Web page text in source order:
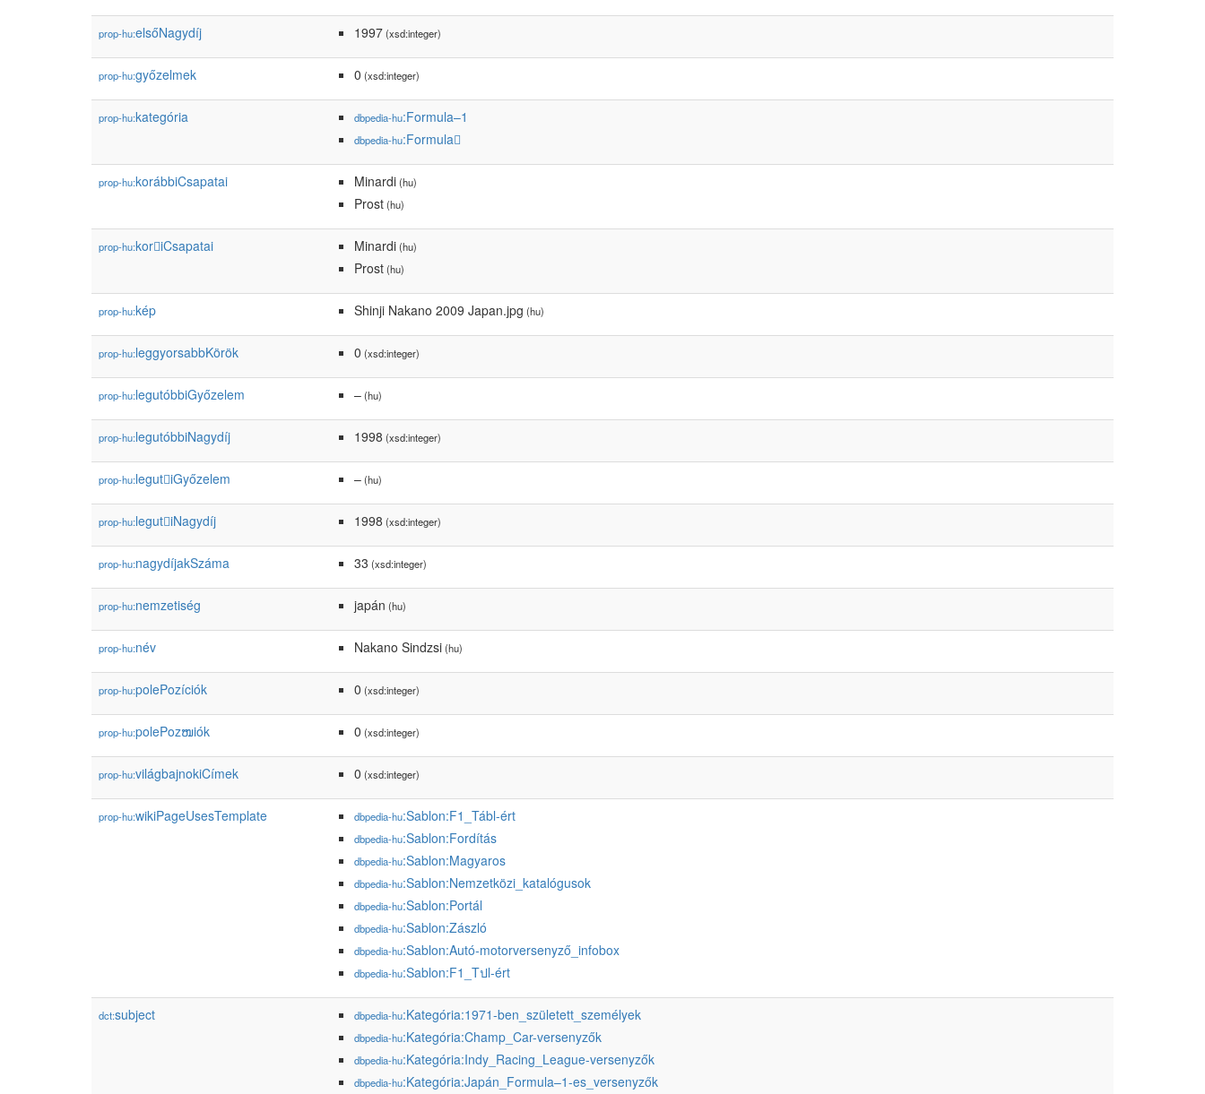
prop-hu:elsőNagydíj 1997(xsd:integer)
prop-hu:győzelmek 0 (xsd:integer)
prop-hu:kategória dbpedia-hu:Formula–1
dbpedia-hu:Formula𠄱
prop-hu:korábbiCsapatai Minardi(hu)
Prost(hu)
prop-hu:koriCsapatai Minardi(hu)
Prost(hu)
prop-hu:kép Shinji Nakano 2009 Japan.jpg (hu)
prop-hu:leggyorsabbKörök 0 (xsd:integer)
prop-hu:legutóbbiGyőzelem –(hu)
prop-hu:legutóbbiNagydíj 1998 (xsd:integer)
prop-hu:legutiGyőzelem –(hu)
prop-hu:legutiNagydíj 1998 (xsd:integer)
prop-hu:nagydíjakSzáma 33 (xsd:integer)
prop-hu:nemzetiség japán (hu)
prop-hu:név Nakano Sindzsi(hu)
prop-hu:polePozíciók 0 (xsd:integer)
prop-hu:polePozໜiók 0 (xsd:integer)
prop-hu:világbajnokiCímek 0 (xsd:integer)
prop-hu:wikiPageUsesTemplate dbpedia-hu:Sablon:F1_Tábl-ért
dbpedia-hu:Sablon:Fordítás
dbpedia-hu:Sablon:Magyaros
dbpedia-hu:Sablon:Nemzetközi_katalógusok
dbpedia-hu:Sablon:Portál
dbpedia-hu:Sablon:Zászló
dbpedia-hu:Sablon:Autó-motorversenyző_infobox
dbpedia-hu:Sablon:F1_Tปl-ért
dct:subject dbpedia-hu:Kategória:1971-ben_született_személyek
dbpedia-hu:Kategória:Champ_Car-versenyzők
dbpedia-hu:Kategória:Indy_Racing_League-versenyzők
dbpedia-hu:Kategória:Japán_Formula–1-es_versenyzők